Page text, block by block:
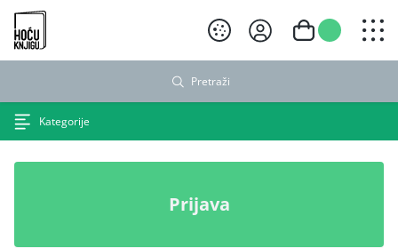
Hoću knjigu crni logo
Pretraži
Kategorije
Prijava